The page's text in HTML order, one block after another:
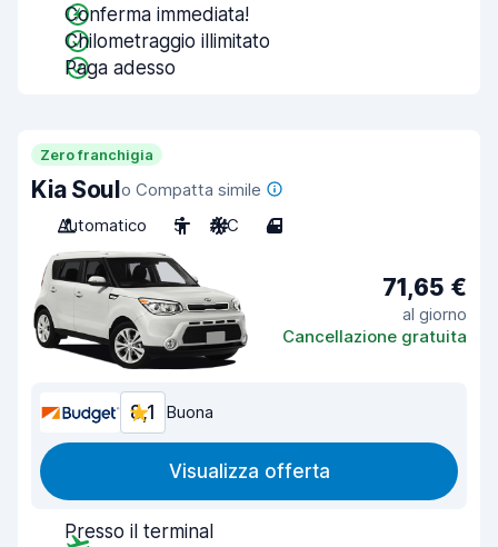
Conferma immediata!
Chilometraggio illimitato
Paga adesso
Zero franchigia
Kia Soulo Compatta simile
Automatico
5 A/C 4
71,65 €
al giorno
Cancellazione gratuita
8,1 Buona
Visualizza offerta
Presso il terminal